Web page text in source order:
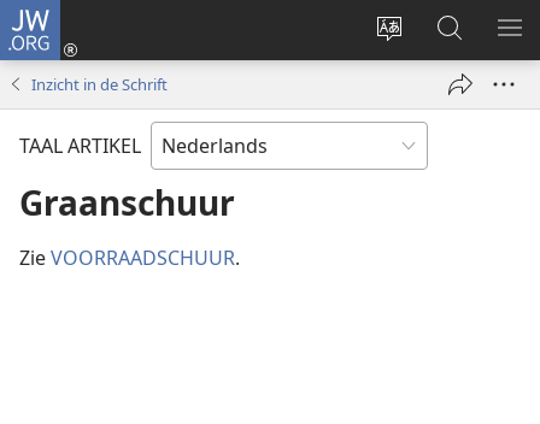
JW.ORG
Taal
wijzigen
Inloggen
(opent
Zoeken
op
JW.ORG
Inzicht in de Schrift
TAAL ARTIKEL
Graanschuur
ZieVOORRAADSCHUUR.